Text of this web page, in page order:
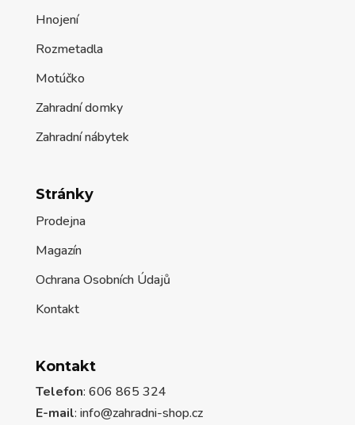
Hnojení
Rozmetadla
Motúčko
Zahradní domky
Zahradní nábytek
Stránky
Prodejna
Magazín
Ochrana Osobních Údajů
Kontakt
Kontakt
Telefon: 606 865 324
E-mail: info@zahradni-shop.cz